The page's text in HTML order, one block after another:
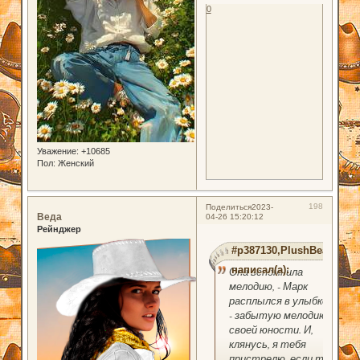
Уважение: +10685
Пол: Женский
0
Поделиться 198
2023-
04-26 15:20:12
Веда
Рейнджер
#p387130,PlushBear
написал(а):
Она вспомнила
мелодию, - Марк
расплылся в улыбке,
- забытую мелодию
своей юности. И,
клянусь, я тебя